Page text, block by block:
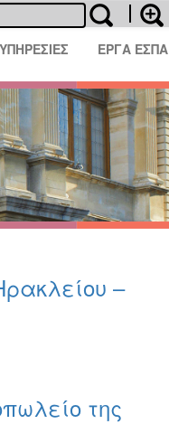
ΕΡΓΑ ΕΣΠΑ
–
της